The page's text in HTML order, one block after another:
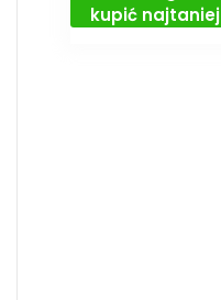
kupić najtaniej